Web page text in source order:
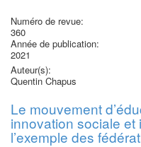
Numéro de revue:
360
Année de publication:
2021
Auteur(s):
Quentin Chapus
Le mouvement
innovation sociale
l’exemple des